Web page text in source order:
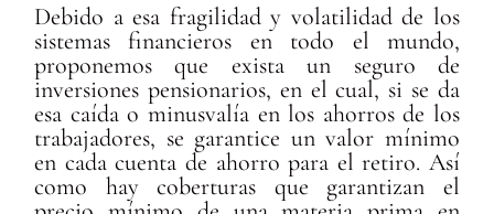
Debido a esa fragilidad y volatilidad de los
sistemas financieros en todo el mundo,
proponemos que exista un seguro de
inversiones pensionarios, en el cual, si se da
esa caída o minusvalía en los ahorros de los
trabajadores, se garantice un valor mínimo
en cada cuenta de ahorro para el retiro. Así
como hay coberturas que garantizan el